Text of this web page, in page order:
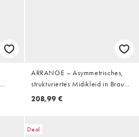
ARRANGE – Asymmetrisches,
strukturiertes Midikleid in Braun
mit welligem Ausschnitt
208,99 €
Deal